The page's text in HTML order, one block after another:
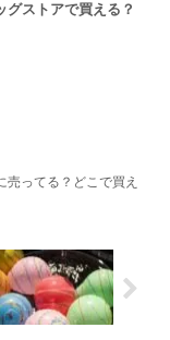
グストアで買える？
売ってる？どこで買え